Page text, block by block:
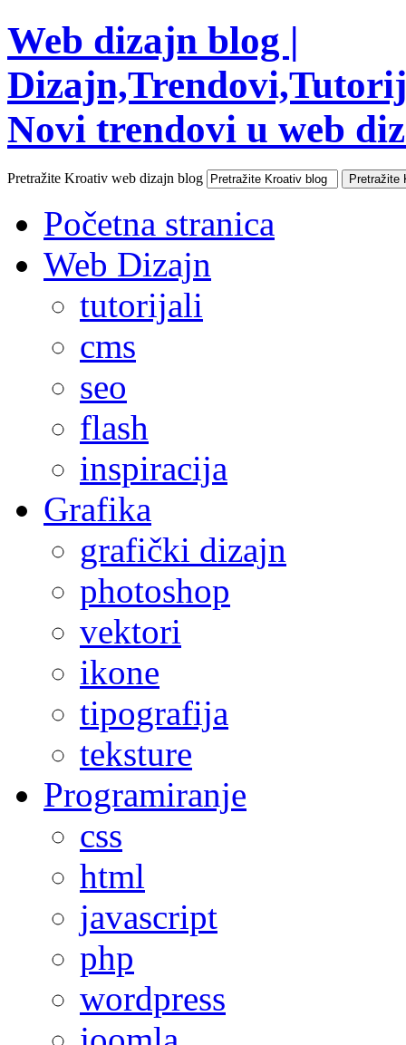
Web dizajn blog |
Novi trendovi u web
Pretražite Kroativ web dizajn blog
Početna stranica
Web Dizajn
tutorijali
cms
seo
flash
inspiracija
Grafika
grafički dizajn
photoshop
vektori
ikone
tipografija
teksture
Programiranje
css
html
javascript
php
wordpress